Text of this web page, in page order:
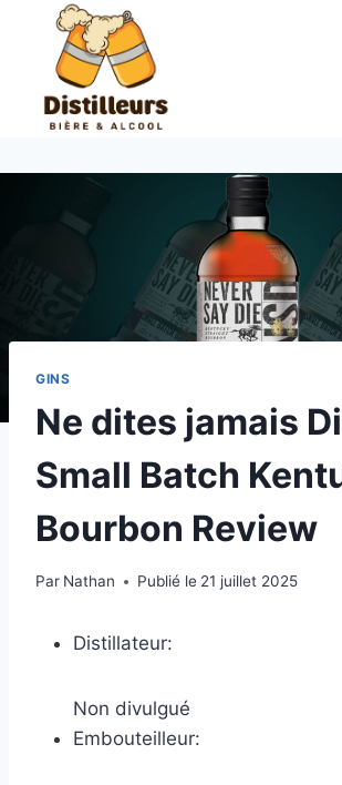
contenu
GINS
Ne dites jamais
Small Batch
Bourbon Review
Par Nathan Publié le 21 juillet 2025
Distillateur:
Non divulgué
Embouteilleur: